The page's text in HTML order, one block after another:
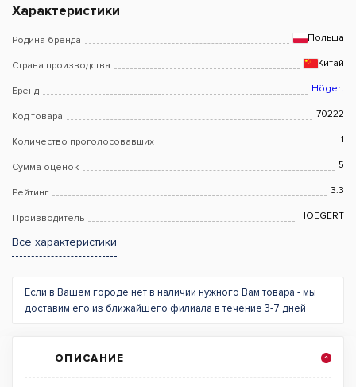
Характеристики
Родина бренда Польша
Страна производства Китай
Бренд Högert
Код товара 70222
Количество проголосовавших 1
Сумма оценок 5
Рейтинг 3.3
Производитель HOEGERT
Все характеристики
Если в Вашем городе нет в наличии нужного Вам товара - мы
доставим его из ближайшего филиала в течение 3-7 дней
ОПИСАНИЕ